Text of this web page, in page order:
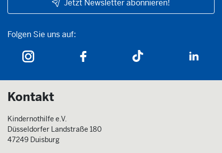
Jetzt Newsletter abonnieren!
Folgen Sie uns auf:
Folgen Sie uns auf:
Kontakt
Kindernothilfe e.V.
Düsseldorfer Landstraße 180
47249 Duisburg